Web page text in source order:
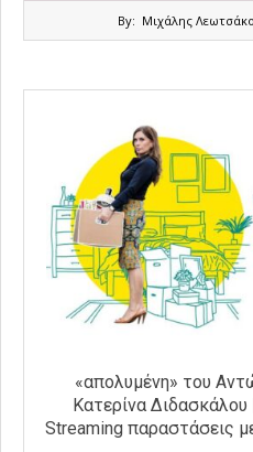
By: Μιχάλης
«απολυμένη» του
Κατερίνα
Streaming παραστάσεις